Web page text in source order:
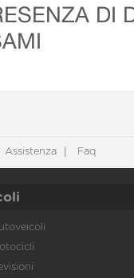
DI
Assistenza Faq